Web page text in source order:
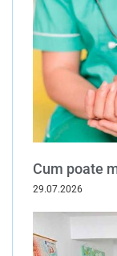
Cum poate
29.07.2026